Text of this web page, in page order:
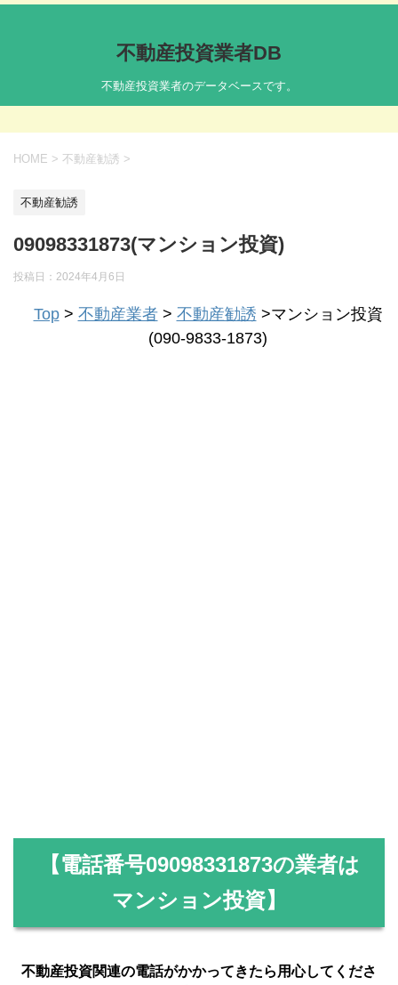
不動産投資業者DB
不動産投資業者のデータベースです。
HOME > 不動産勧誘 >
不動産勧誘
09098331873(マンション投資)
投稿日： 2024年4月6日
Top> 不動産業者> 不動産勧誘 >マンション投資
(090-9833-1873)
【電話番号09098331873の業者は
マンション投資】
不動産投資関連の電話がかかってきたら用心してくださ